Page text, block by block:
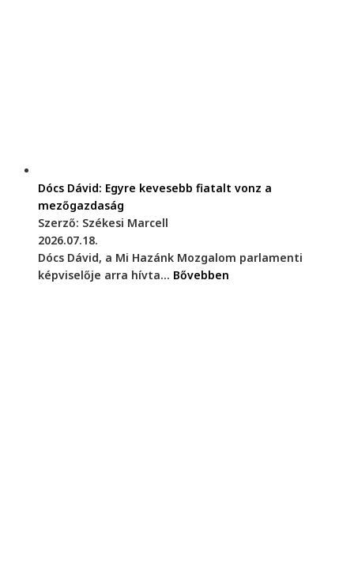
Dócs Dávid: Egyre kevesebb fiatalt vonz a
mezőgazdaság
Szerző: Székesi Marcell
2026.07.18.
Dócs Dávid, a Mi Hazánk Mozgalom parlamenti
képviselője arra hívta... Bővebben